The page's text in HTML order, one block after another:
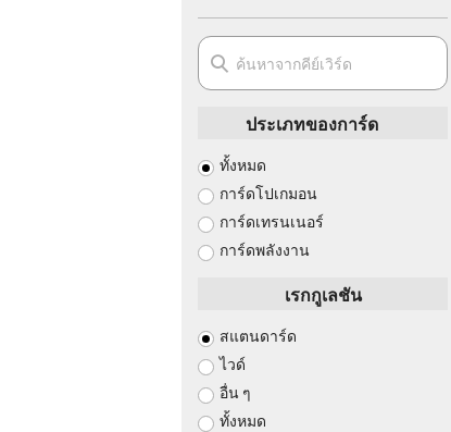
ประเภทของการ์ด
ทั้งหมด
การ์ดโปเกมอน
การ์ดเทรนเนอร์
การ์ดพลังงาน
เรกกูเลชัน
สแตนดาร์ด
ไวด์
อื่น ๆ
ทั้งหมด